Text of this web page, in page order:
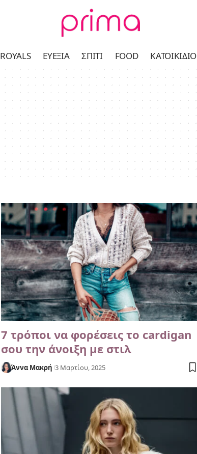
ROYALS ΕΥΕΞΊΑ ΣΠΊΤΙ FOOD ΚΑΤΟΙΚΊΔΙΟ
7 τρόποι να φορέσεις το cardigan
σου την άνοιξη με στιλ
Άννα Μακρή 3 Μαρτίου, 2025